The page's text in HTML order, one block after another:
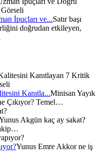
İpuçları ve...Satır başı
doğrudan etkileyen,
Kanıtla...Minisan Yayık
Çıkıyor? Temel…
Akgün kaç ay sakat?
Yunus Emre Akkor ne iş